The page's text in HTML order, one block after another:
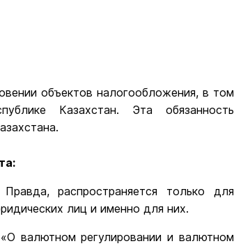
объектов налогообложения, в том
Казахстан. Эта обязанность
распространяется только для
лиц и именно для них.
валютном регулировании и валютном